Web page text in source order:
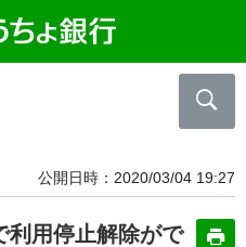
公開日時 2020/03/04 19:27
利用停止解除がで